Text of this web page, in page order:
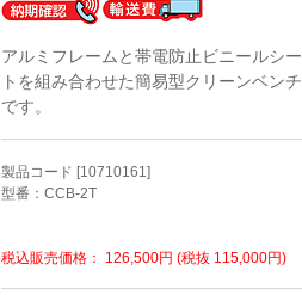
アルミフレームと帯電防止ビニールシー
トを組み合わせた簡易型クリーンベンチ
です。
製品コード [10710161]
型番：CCB-2T
税込販売価格： 126,500円 (税抜 115,000円)